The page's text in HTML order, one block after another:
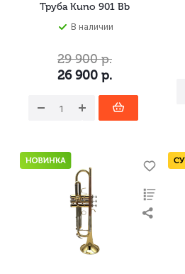
Труба Kuno 901 Bb
В наличии
26 900 р.
29 900р.